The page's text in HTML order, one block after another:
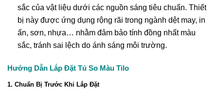
sắc của vật liệu dưới các nguồn sáng tiêu chuẩn. Thiết
bị này được ứng dụng rộng rãi trong ngành dệt may, in
ấn, sơn, nhựa… nhằm đảm bảo tính đồng nhất màu
sắc, tránh sai lệch do ánh sáng môi trường.
Hướng Dẫn Lắp Đặt Tủ So Màu Tilo
1. Chuẩn Bị Trước Khi Lắp Đặt